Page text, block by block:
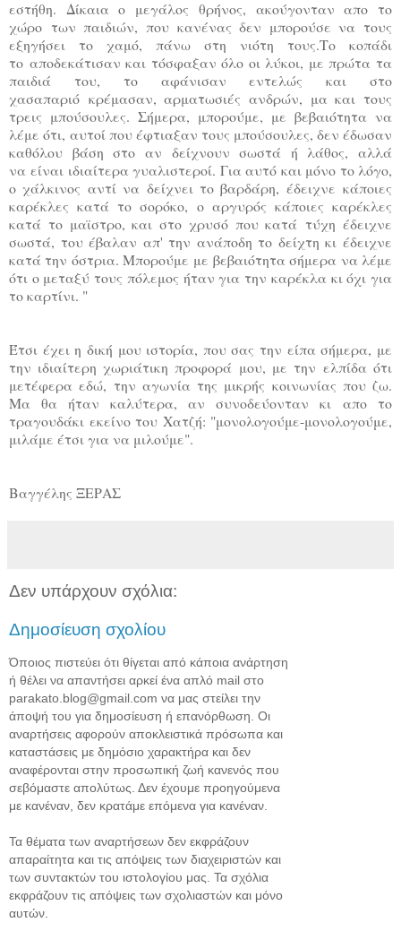
εστήθη. Δίκαια ο μεγάλος θρήνος, ακούγονταν απο το
χώρο των παιδιών, που κανένας δεν μπορούσε να τους
εξηγήσει το χαμό, πάνω στη νιότη τους.Το κοπάδι
το αποδεκάτισαν και τόσφαξαν όλο οι λύκοι, με πρώτα τα
παιδιά του, το αφάνισαν εντελώς και στο
χασαπαριό κρέμασαν, αρματωσιές ανδρών, μα και τους
τρεις μπούσουλες. Σήμερα, μπορούμε, με βεβαιότητα να
λέμε ότι, αυτοί που έφτιαξαν τους μπούσουλες, δεν έδωσαν
καθόλου βάση στο αν δείχνουν σωστά ή λάθος, αλλά
ναείναι ιδιαίτερα γυαλιστεροί. Για αυτό και μόνο το λόγο,
ο χάλκινος αντί να δείχνει το βαρδάρη, έδειχνε κάποιες
καρέκλες κατά το σορόκο, ο αργυρός κάποιες καρέκλες
κατά το μαϊστρο, και στο χρυσό που κατάτύχη έδειχνε
σωστά, του έβαλαν απ' την ανάποδη το δείχτη κι έδειχνε
κατά την όστρια. Μπορούμε με βεβαιότητα σήμερα να λέμε
ότι ο μεταξύ τους πόλεμος ήταν για την καρέκλα κι όχι για
το καρτίνι. "
Έτσι έχει η δική μου ιστορία, που σας την είπα σήμερα, με
την ιδιαίτερη χωριάτικη προφορά μου, με την ελπίδα ότι
μετέφερα εδώ, την αγωνία της μικρής κοινωνίας που ζω.
Μα θα ήταν καλύτερα, αν συνοδεύονταν κι απο το
τραγουδάκι εκείνο του Χατζή: "μονολογούμε-μονολογούμε,
μιλάμε έτσι για να μιλούμε".
Βαγγέλης ΞΕΡΑΣ
Δεν υπάρχουν σχόλια:
Δημοσίευση σχολίου
Όποιος πιστεύει ότι θίγεται από κάποια ανάρτηση
ή θέλει να απαντήσει αρκεί ένα απλό mail στο
parakato.blog@gmail.com να μας στείλει την
άποψή του για δημοσίευση ή επανόρθωση. Οι
αναρτήσεις αφορούν αποκλειστικά πρόσωπα και
καταστάσεις με δημόσιο χαρακτήρα και δεν
αναφέρονται στην προσωπική ζωή κανενός που
σεβόμαστε απολύτως. Δεν έχουμε προηγούμενα
με κανέναν, δεν κρατάμε επόμενα για κανέναν.
Τα θέματα των αναρτήσεων δεν εκφράζουν
απαραίτητα και τις απόψεις των διαχειριστών και
των συντακτών του ιστολογίου μας. Τα σχόλια
εκφράζουν τις απόψεις των σχολιαστών και μόνο
αυτών.